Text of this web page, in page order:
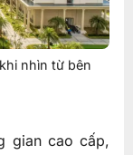
nhìn từ bên
gian cao cấp,